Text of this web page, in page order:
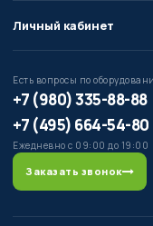
Личный кабинет
Есть вопросы по
+7 (980) 335-88-88
+7 (495) 664-54-80
Ежедневно с 09:00 до 19:00
Заказать звонок